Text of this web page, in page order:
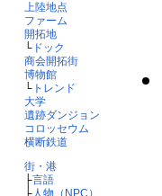
上陸地点
ファーム
開拓地
└ドック
商会開拓街
博物館
└トレンド
大学
遺跡ダンジョン
コロッセウム
横断鉄道
街・港
├言語
├人物（NPC）